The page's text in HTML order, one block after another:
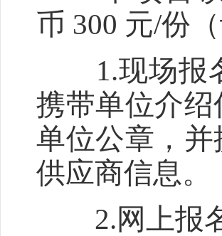
币 300 元/份
1.现场报名
携带单位介
单位公章，
供应商信息。
2.网上报